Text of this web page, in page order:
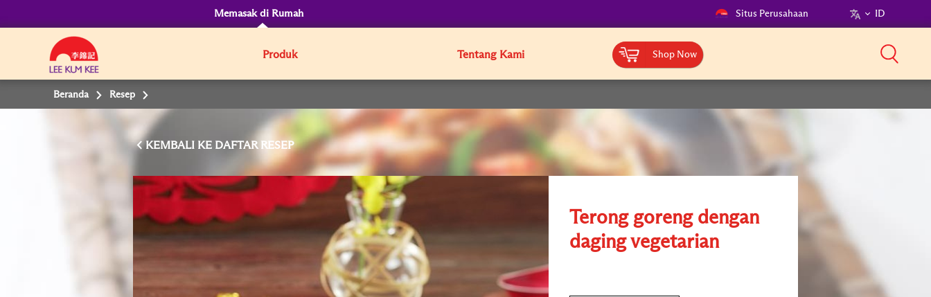
Memasak di Rumah Situs Perusahaan ID
Produk Tentang Kami Shop Now
Beranda Resep
KEMBALI
Terong goreng dengan
daging vegetarian